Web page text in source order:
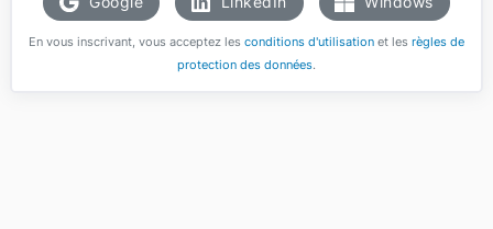
En vous inscrivant, vous acceptez les conditions d'utilisationet les règles de
protection des données.